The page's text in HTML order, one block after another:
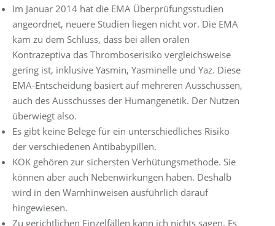
Im Januar 2014 hat die EMA Überprüfungsstudien
angeordnet, neuere Studien liegen nicht vor. Die EMA
kam zu dem Schluss, dass bei allen oralen
Kontrazeptiva das Thromboserisiko vergleichsweise
gering ist, inklusive Yasmin, Yasminelle und Yaz. Diese
EMA-Entscheidung basiert auf mehreren Ausschüssen,
auch des Ausschusses der Humangenetik. Der Nutzen
überwiegt also.
Es gibt keine Belege für ein unterschiedliches Risiko
der verschiedenen Antibabypillen.
KOK gehören zur sichersten Verhütungsmethode. Sie
können aber auch Nebenwirkungen haben. Deshalb
wird in den Warnhinweisen ausführlich darauf
hingewiesen.
Zu gerichtlichen Einzelfällen kann ich nichts sagen. Es